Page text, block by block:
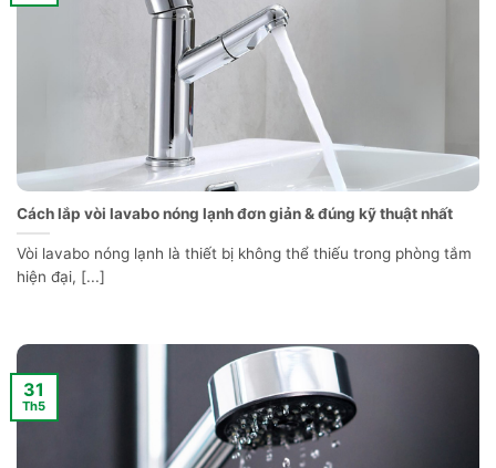
Cách lắp vòi lavabo nóng lạnh đơn giản & đúng kỹ thuật nhất
Vòi lavabo nóng lạnh là thiết bị không thể thiếu trong phòng tắm
hiện đại, [...]
31
Th5